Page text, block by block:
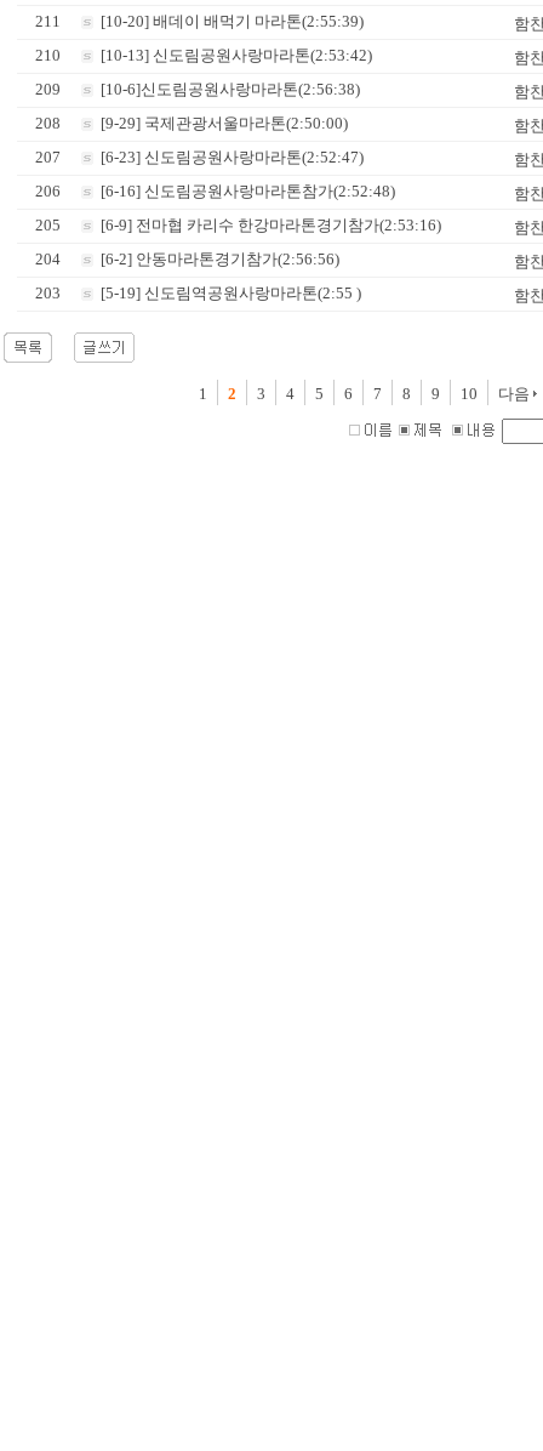
211
[10-20] 배데이 배먹기 마라톤(2:55:39)
함
210
[10-13] 신도림공원사랑마라톤(2:53:42)
함
209
[10-6]신도림공원사랑마라톤(2:56:38)
함
208
[9-29] 국제관광서울마라톤(2:50:00)
함
207
[6-23] 신도림공원사랑마라톤(2:52:47)
함
206
[6-16] 신도림공원사랑마라톤참가(2:52:48)
함
205
[6-9] 전마협 카리수 한강마라톤경기참가(2:53:16)
함
204
[6-2] 안동마라톤경기참가(2:56:56)
함
203
[5-19] 신도림역공원사랑마라톤(2:55 ) 함
1 2 3 4 5 6 7 8 9 10 다음